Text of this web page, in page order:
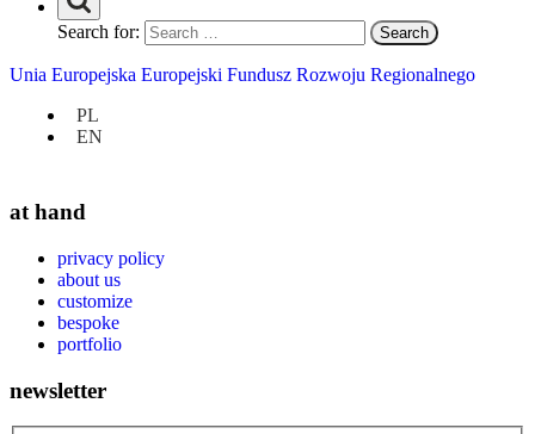
Search for:
Unia Europejska Europejski Fundusz Rozwoju Regionalnego
PL
EN
Bathroom furniture
Custom-made kitchens
Furniture in new homes
Personalization
Uncategorized
at hand
privacy policy
about us
customize
bespoke
portfolio
newsletter